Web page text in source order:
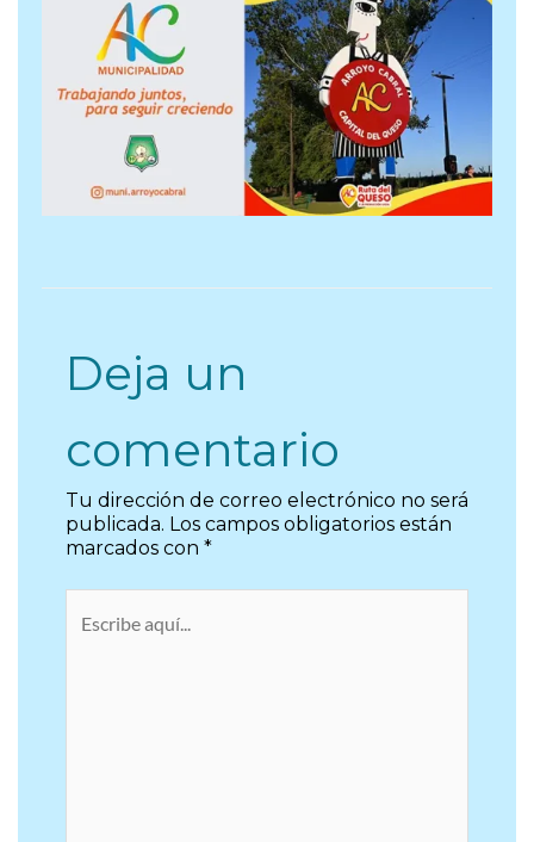
Deja un
comentario
Tu dirección de correo electrónico no será
publicada. Los campos obligatorios están
marcados con *